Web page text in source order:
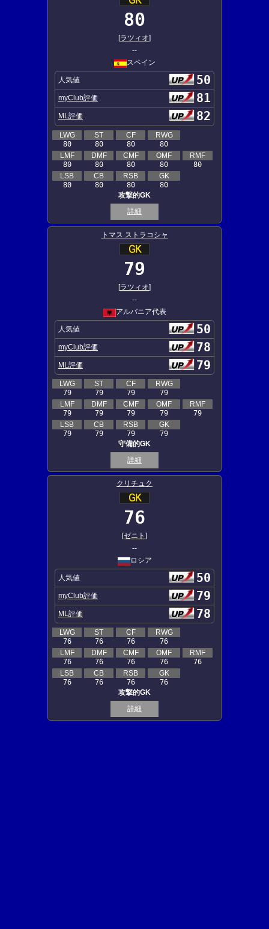
80
[ラツィオ]
--
スペイン
人気値 50
myClub評価 81
ML評価 82
LWG
80
ST
80
CF
80
RWG
80
LMF
80
DMF
80
CMF
80
OMF
80
RMF
80
LSB
80
CB
80
RSB
80
GK
80
攻撃的GK
詳細
トマス ストラコシャ
79
[ラツィオ]
--
アルバニア代表
人気値 50
myClub評価 78
ML評価 79
LWG
79
ST
79
CF
79
RWG
79
LMF
79
DMF
79
CMF
79
OMF
79
RMF
79
LSB
79
CB
79
RSB
79
GK
79
守備的GK
詳細
クリチュク
76
[ゼニト ]
--
ロシア
人気値 50
myClub評価 79
ML評価 78
LWG
76
ST
76
CF
76
RWG
76
LMF
76
DMF
76
CMF
76
OMF
76
RMF
76
LSB
76
CB
76
RSB
76
GK
76
攻撃的GK
詳細